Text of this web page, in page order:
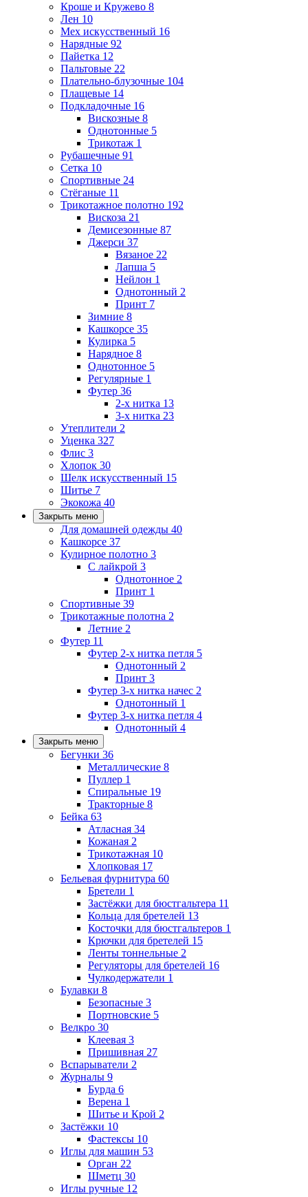
Кроше и Кружево 8
Лен 10
Мех искусственный 16
Нарядные 92
Пайетка 12
Пальтовые 22
Плательно-блузочные 104
Плащевые 14
Подкладочные 16
Вискозные 8
Однотонные 5
Трикотаж 1
Рубашечные 91
Сетка 10
Спортивные 24
Стёганые 11
Трикотажное полотно 192
Вискоза 21
Демисезонные 87
Джерси 37
Вязаное 22
Лапша 5
Нейлон 1
Однотонный 2
Принт 7
Зимние 8
Кашкорсе 35
Кулирка 5
Нарядное 8
Однотонное 5
Регулярные 1
Футер 36
2-х нитка 13
3-х нитка 23
Утеплители 2
Уценка 327
Флис 3
Хлопок 30
Шелк искусственный 15
Шитье 7
Экокожа 40
Закрыть меню
Для домашней одежды 40
Кашкорсе 37
Кулирное полотно 3
С лайкрой 3
Однотонное 2
Принт 1
Спортивные 39
Трикотажные полотна 2
Летние 2
Футер 11
Футер 2-х нитка петля 5
Однотонный 2
Принт 3
Футер 3-х нитка начес 2
Однотонный 1
Футер 3-х нитка петля 4
Однотонный 4
Закрыть меню
Бегунки 36
Металлические 8
Пуллер 1
Спиральные 19
Тракторные 8
Бейка 63
Атласная 34
Кожаная 2
Трикотажная 10
Хлопковая 17
Бельевая фурнитура 60
Бретели 1
Застёжки для бюстгальтера 11
Кольца для бретелей 13
Косточки для бюстгальтеров 1
Крючки для бретелей 15
Ленты тоннельные 2
Регуляторы для бретелей 16
Чулкодержатели 1
Булавки 8
Безопасные 3
Портновские 5
Велкро 30
Клеевая 3
Пришивная 27
Вспарыватели 2
Журналы 9
Бурда 6
Верена 1
Шитье и Крой 2
Застёжки 10
Фастексы 10
Иглы для машин 53
Орган 22
Шметц 30
Иглы ручные 12